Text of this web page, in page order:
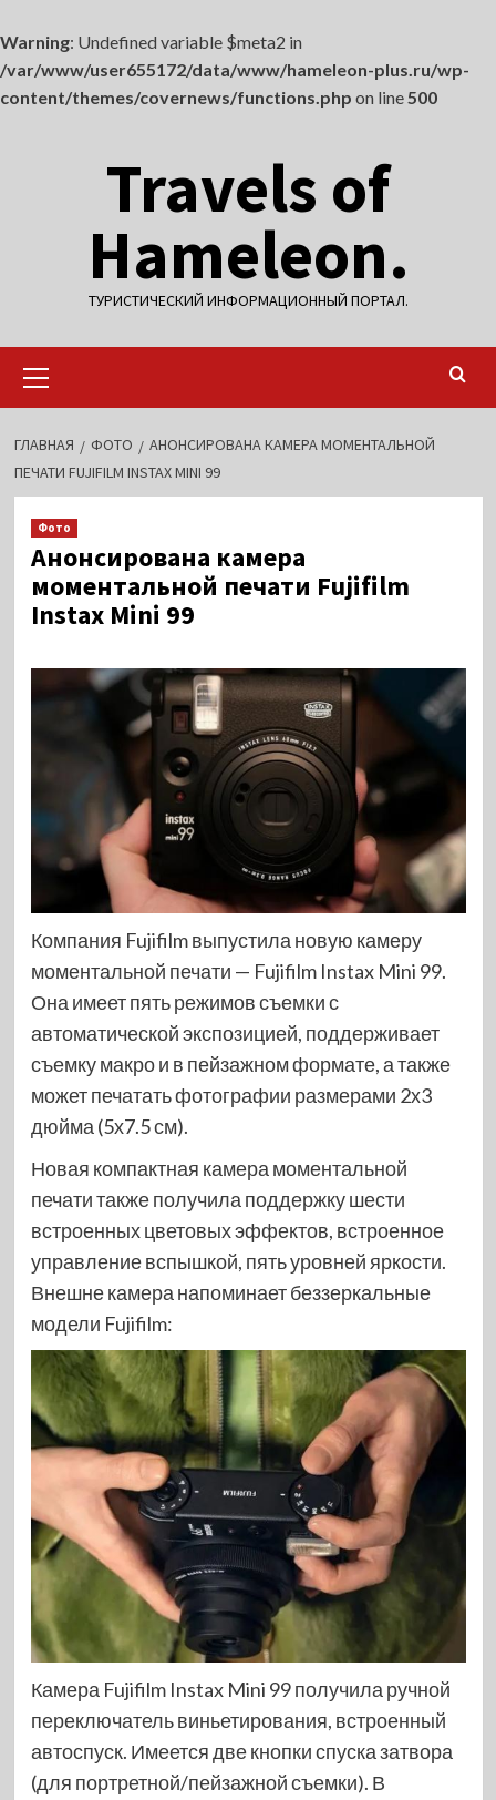
Warning: Undefined variable $meta2 in
/var/www/user655172/data/www/hameleon-plus.ru/wp-
content/themes/covernews/functions.php on line500
Travels of
Hameleon.
ТУРИСТИЧЕСКИЙ ИНФОРМАЦИОННЫЙ ПОРТАЛ.
меню
ГЛАВНАЯ ФОТО
АНОНСИРОВАНА КАМЕРА МОМЕНТАЛЬНОЙ
ПЕЧАТИ FUJIFILM INSTAX MINI 99
Фото
Анонсирована камера
моментальной печати Fujifilm
Instax Mini 99
Компания Fujifilm выпустила новую камеру
моментальной печати — Fujifilm Instax Mini 99.
Она имеет пять режимов съемки с
автоматической экспозицией, поддерживает
съемку макро и в пейзажном формате, а также
может печатать фотографии размерами 2х3
дюйма (5х7.5 см).
Новая компактная камера моментальной
печати также получила поддержку шести
встроенных цветовых эффектов, встроенное
управление вспышкой, пять уровней яркости.
Внешне камера напоминает беззеркальные
модели Fujifilm:
Камера Fujifilm Instax Mini 99 получила ручной
переключатель виньетирования, встроенный
автоспуск. Имеется две кнопки спуска затвора
(для портретной/пейзажной съемки). В